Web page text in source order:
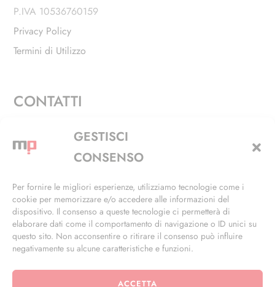
GESTISCI
CONSENSO
Per fornire le migliori esperienze, utilizziamo tecnologie come i
cookie per memorizzare e/o accedere alle informazioni del
dispositivo. Il consenso a queste tecnologie ci permetterà di
elaborare dati come il comportamento di navigazione o ID unici su
questo sito. Non acconsentire o ritirare il consenso può influire
negativamente su alcune caratteristiche e funzioni.
ACCETTA
P.IVA 10536760159
Privacy Policy
Termini di Utilizzo
CONTATTI
Via Alfieri, 27 - Trezzano Sul Naviglio (MI)
+39 02 4846 3155
info@masterphil.it